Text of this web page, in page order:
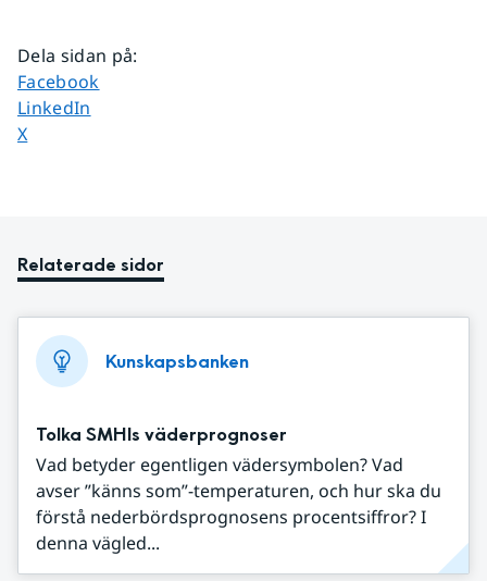
Dela sidan på:
Dela sidan på
Facebook
Dela sidan på
LinkedIn
Dela sidan på
X
Relaterade sidor
Kunskapsbanken
Tolka SMHIs väderprognoser
Vad betyder egentligen vädersymbolen? Vad
avser ”känns som”-temperaturen, och hur ska du
förstå nederbördsprognosens procentsiffror? I
denna vägled...